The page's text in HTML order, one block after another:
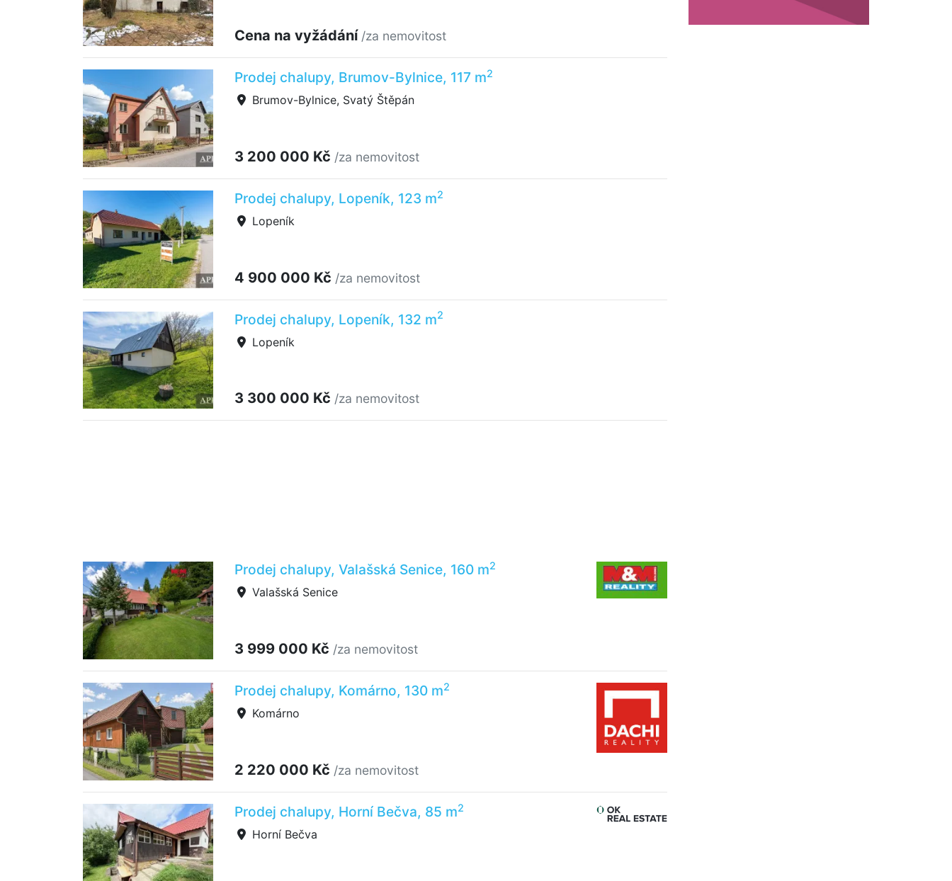
Cena na vyžádání /za nemovitost
Prodej chalupy, Brumov-Bylnice, 117 m2
Brumov-Bylnice, Svatý Štěpán
3 200 000 Kč /za nemovitost
Prodej chalupy, Lopeník, 123 m2
Lopeník
4 900 000 Kč /za nemovitost
Prodej chalupy, Lopeník, 132 m2
Lopeník
3 300 000 Kč /za nemovitost
Prodej chalupy, Valašská Senice, 160 m2
Valašská Senice
3 999 000 Kč /za nemovitost
Prodej chalupy, Komárno, 130 m2
Komárno
2 220 000 Kč /za nemovitost
Prodej chalupy, Horní Bečva, 85 m2
Horní Bečva